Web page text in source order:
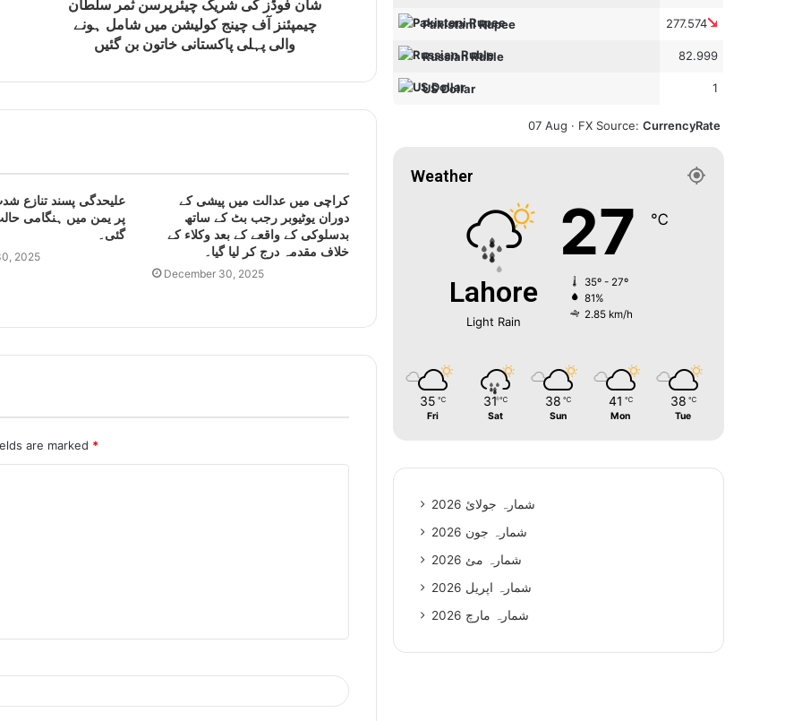
شان فوڈز کی شریک چیئرپرسن ثمر سلطان
چیمپئنز آف چینج کولیشن میں شامل ہونے
والی پہلی پاکستانی خاتون بن گئیں
علیحدگی پسند تنازع
پر یمن میں ہنگامی
گئی۔
2025
کراچی میں عدالت میں پیشی کے
دوران یوٹیوبر رجب بٹ کے ساتھ
بدسلوکی کے واقعے کے بعد وکلاء کے
خلاف مقدمہ درج کر لیا گیا۔
December 30, 2025
are marked *
Pakistani Rupee 277.574
Russian Ruble 82.999
US Dollar 1
07 Aug · FX Source: CurrencyRate
Weather
Lahore
Light Rain
27 ℃
35º - 27º
81%
2.85 km/h
35 ℃
Fri
31 ℃
Sat
38 ℃
Sun
41 ℃
Mon
38 ℃
Tue
شمارہ جولائ 2026
شمارہ جون 2026
شمارہ مئ 2026
شمارہ اپریل 2026
شمارہ مارچ 2026